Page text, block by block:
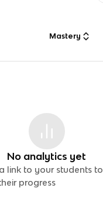
Mastery
No analytics yet
link to your students to
progress